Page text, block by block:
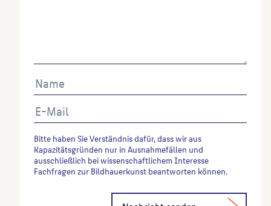
Bitte haben Sie Verständnis dafür, dass wir aus
Kapazitätsgründen nur in Ausnahmefällen und
ausschließlich bei wissenschaftlichem Interesse
Fachfragen zur Bildhauerkunst beantworten können.